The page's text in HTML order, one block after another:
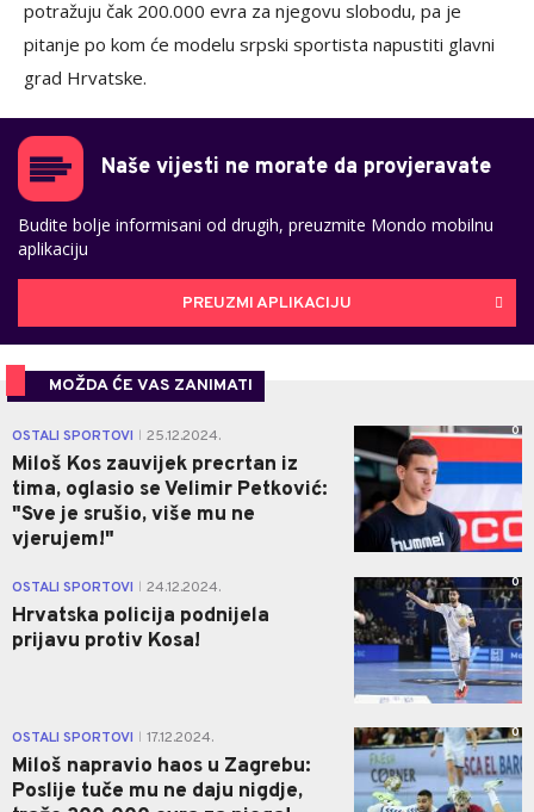
potražuju čak 200.000 evra za njegovu slobodu, pa je
pitanje po kom će modelu srpski sportista napustiti glavni
grad Hrvatske.
Naše vijesti ne morate da provjeravate
Budite bolje informisani od drugih, preuzmite Mondo mobilnu
aplikaciju
PREUZMI APLIKACIJU
MOŽDA ĆE VAS ZANIMATI
OSTALI SPORTOVI 25.12.2024.
Miloš Kos zauvijek precrtan iz
tima, oglasio se Velimir Petković:
"Sve je srušio, više mu ne
vjerujem!"
0
OSTALI SPORTOVI 24.12.2024.
Hrvatska policija podnijela
prijavu protiv Kosa!
0
OSTALI SPORTOVI 17.12.2024.
Miloš napravio haos u Zagrebu:
Poslije tuče mu ne daju nigdje,
0